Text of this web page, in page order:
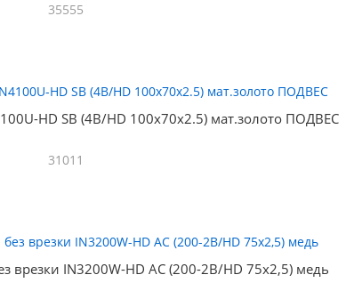
35555
HD SB (4B/HD 100х70х2.5) мат.золото ПОДВЕС
31011
врезки IN3200W-HD AC (200-2B/HD 75x2,5) медь